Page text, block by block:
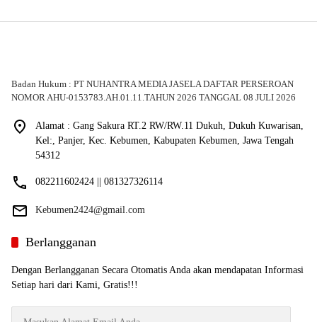
Badan Hukum : PT NUHANTRA MEDIA JASELA DAFTAR PERSEROAN
NOMOR AHU-0153783.AH.01.11.TAHUN 2026 TANGGAL 08 JULI 2026
Alamat : Gang Sakura RT.2 RW/RW.11 Dukuh, Dukuh Kuwarisan,
Kel:, Panjer, Kec. Kebumen, Kabupaten Kebumen, Jawa Tengah
54312
082211602424 || 081327326114
Kebumen2424@gmail.com
Berlangganan
Dengan Berlangganan Secara Otomatis Anda akan mendapatan Informasi
Setiap hari dari Kami, Gratis!!!